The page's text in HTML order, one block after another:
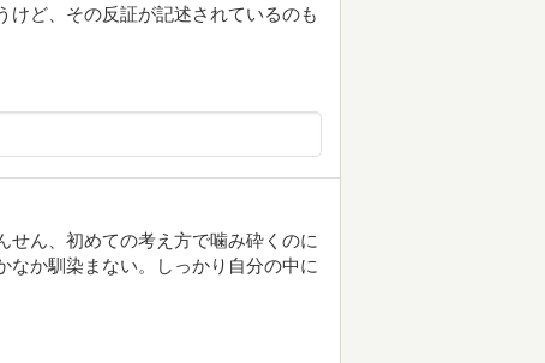
けど、その反証が記述されているのも
せん、初めての考え方で噛み砕くのに
なか馴染まない。しっかり自分の中に